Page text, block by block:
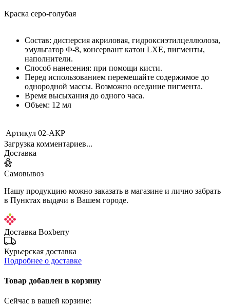
Краска серо-голубая
Состав: дисперсия акриловая, гидроксиэтилцеллюлоза,
эмульгатор Ф-8, консервант катон LXE, пигменты,
наполнители.
Способ нанесения: при помощи кисти.
Перед использованием перемешайте содержимое до
однородной массы. Возможно оседание пигмента.
Время высыхания до одного часа.
Объем: 12 мл
Артикул 02-АКР
Загрузка комментариев...
Доставка
Самовывоз
Нашу продукцию можно заказать в магазине и лично забрать
в Пунктах выдачи в Вашем городе.
Доставка Boxberry
Курьерская доставка
Подробнее о доставке
Товар добавлен в корзину
Сейчас в вашей корзине: